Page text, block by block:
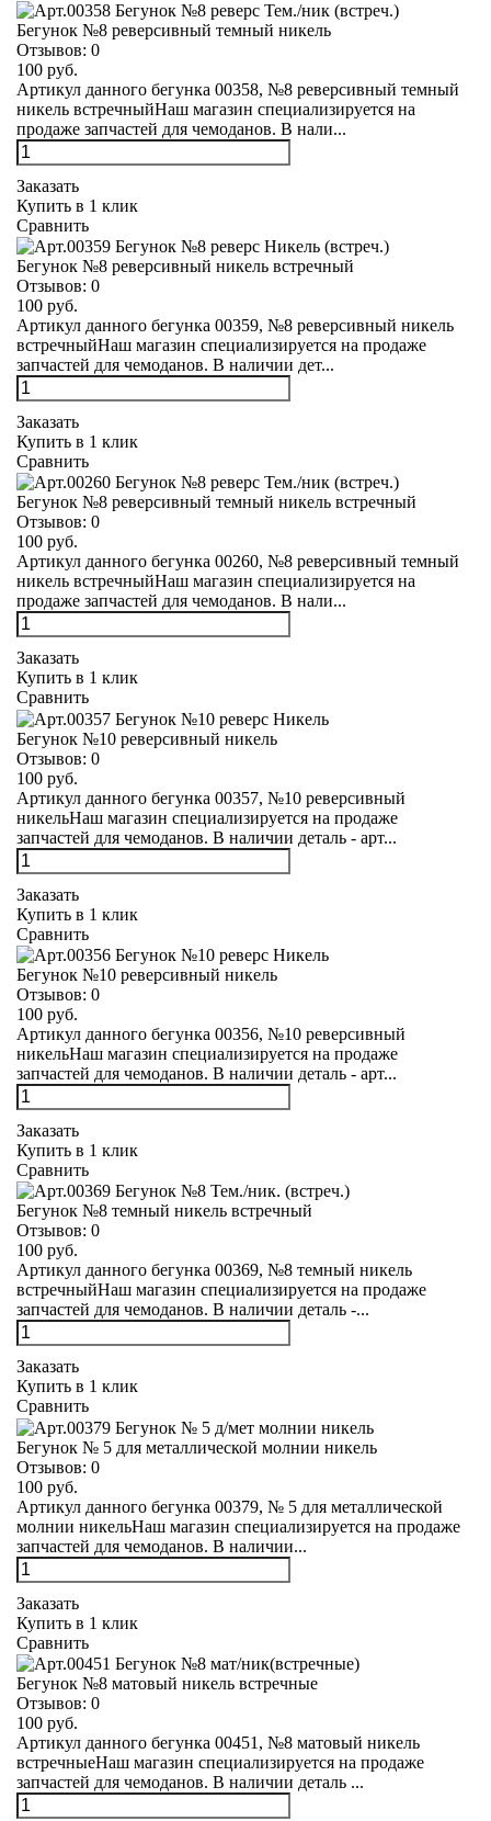
Бегунок №8 реверсивный темный никель
Отзывов: 0
100 руб.
Артикул данного бегунка 00358, №8 реверсивный темный
никель встречныйНаш магазин специализируется на
продаже запчастей для чемоданов. В нали...
Заказать
Купить в 1 клик
Сравнить
Бегунок №8 реверсивный никель встречный
Отзывов: 0
100 руб.
Артикул данного бегунка 00359, №8 реверсивный никель
встречныйНаш магазин специализируется на продаже
запчастей для чемоданов. В наличии дет...
Заказать
Купить в 1 клик
Сравнить
Бегунок №8 реверсивный темный никель встречный
Отзывов: 0
100 руб.
Артикул данного бегунка 00260, №8 реверсивный темный
никель встречныйНаш магазин специализируется на
продаже запчастей для чемоданов. В нали...
Заказать
Купить в 1 клик
Сравнить
Бегунок №10 реверсивный никель
Отзывов: 0
100 руб.
Артикул данного бегунка 00357, №10 реверсивный
никельНаш магазин специализируется на продаже
запчастей для чемоданов. В наличии деталь - арт...
Заказать
Купить в 1 клик
Сравнить
Бегунок №10 реверсивный никель
Отзывов: 0
100 руб.
Артикул данного бегунка 00356, №10 реверсивный
никельНаш магазин специализируется на продаже
запчастей для чемоданов. В наличии деталь - арт...
Заказать
Купить в 1 клик
Сравнить
Бегунок №8 темный никель встречный
Отзывов: 0
100 руб.
Артикул данного бегунка 00369, №8 темный никель
встречныйНаш магазин специализируется на продаже
запчастей для чемоданов. В наличии деталь -...
Заказать
Купить в 1 клик
Сравнить
Бегунок № 5 для металлической молнии никель
Отзывов: 0
100 руб.
Артикул данного бегунка 00379, № 5 для металлической
молнии никельНаш магазин специализируется на продаже
запчастей для чемоданов. В наличии...
Заказать
Купить в 1 клик
Сравнить
Бегунок №8 матовый никель встречные
Отзывов: 0
100 руб.
Артикул данного бегунка 00451, №8 матовый никель
встречныеНаш магазин специализируется на продаже
запчастей для чемоданов. В наличии деталь ...